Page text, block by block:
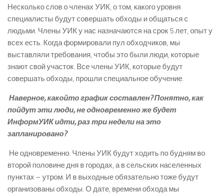
Несколько слов о членах УИК, о том, какого уровня
специалисты будут совершать обходы и общаться с
людьми. Члены УИК у нас назначаются на срок 5 лет, опыт у
всех есть. Когда формировали пул обходчиков, мы
выставляли требования, чтобы это были люди, которые
знают свой участок. Все члены УИК, которые будут
совершать обходы, прошли специальное обучение.
­ Наверное, какой­то график составлен? Понятно, как
пойдут эти люди, не одновременно же будет
ИнформУИК идти, раз три недели на это
запланировано?
­ Не одновременно. Члены УИК будут ходить по будням во
второй половине дня в городах, а в сельских населенных
пунктах – утром. И в выходные обязательно тоже будут
организованы обходы. О дате, времени обхода мы